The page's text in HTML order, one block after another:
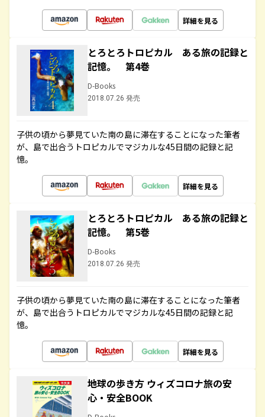
詳細を見る
とろとろトロピカル ある旅の記録と
記憶。 第4巻
D-Books
2018.07.26 発売
子供の頃から夢見ていた南の島に滞在することになった筆者
が、島で出合うトロピカルでマジカルな45日間の記録と記
憶。
詳細を見る
とろとろトロピカル ある旅の記録と
記憶。 第5巻
D-Books
2018.07.26 発売
子供の頃から夢見ていた南の島に滞在することになった筆者
が、島で出合うトロピカルでマジカルな45日間の記録と記
憶。
詳細を見る
地球の歩き方 ウィズコロナ旅の安
心・安全BOOK